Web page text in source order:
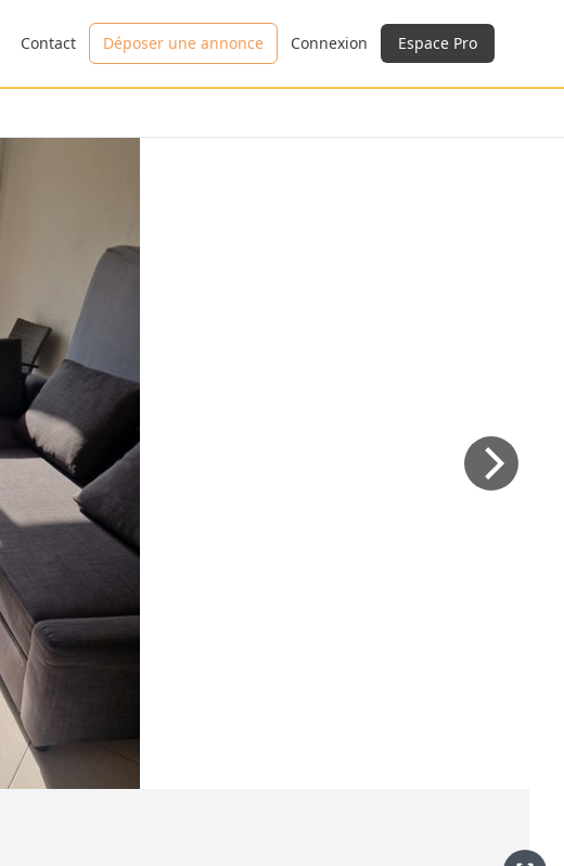
Contact Déposer une annonce Connexion Espace Pro